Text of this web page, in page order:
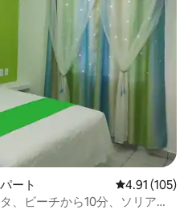
ート レビュー105
4.91 (105)
、ビーチから10分、ソリアー